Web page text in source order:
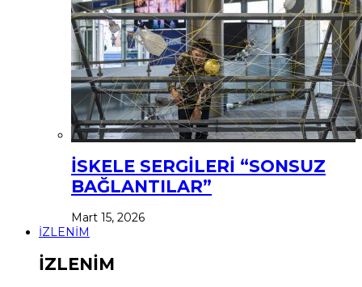
İSKELE SERGİLERİ “SONSUZ
BAĞLANTILAR”
Mart 15, 2026
İZLENİM
İZLENİM